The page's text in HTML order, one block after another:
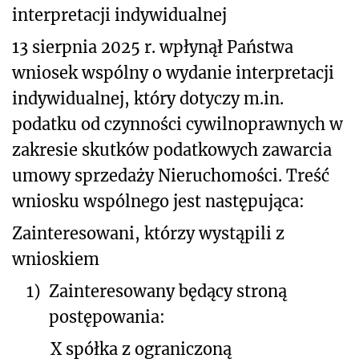
interpretacji indywidualnej
13 sierpnia 2025 r. wpłynął Państwa
wniosek wspólny o wydanie interpretacji
indywidualnej, który dotyczy m.in.
podatku od czynności cywilnoprawnych w
zakresie skutków podatkowych zawarcia
umowy sprzedaży Nieruchomości. Treść
wniosku wspólnego jest następująca:
Zainteresowani, którzy wystąpili z
wnioskiem
1) Zainteresowany będący stroną
postępowania:
X spółka z ograniczoną